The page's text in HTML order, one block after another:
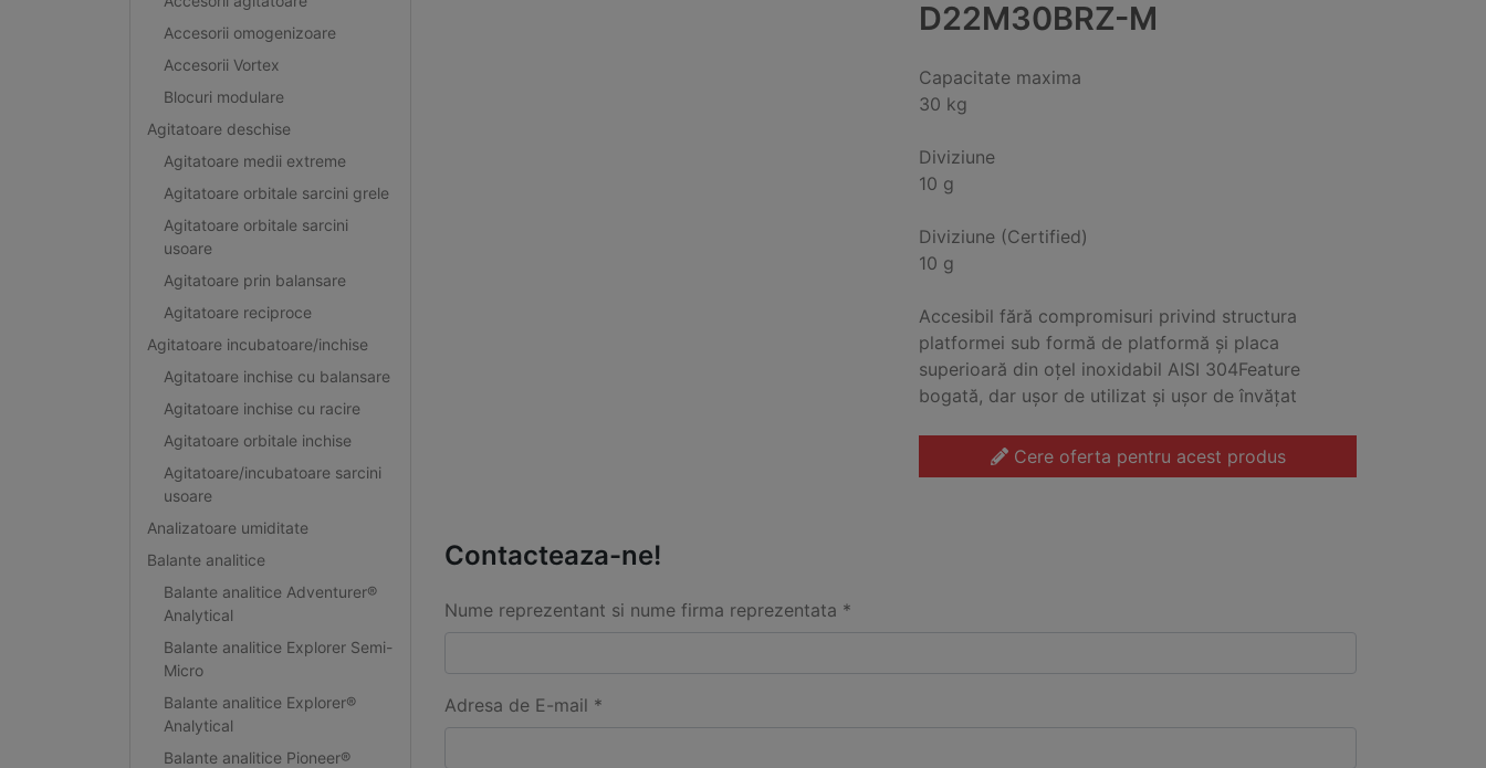
Accesorii omogenizoare
Accesorii Vortex
Blocuri modulare
Agitatoare deschise
Agitatoare medii extreme
Agitatoare orbitale sarcini grele
Agitatoare orbitale sarcini
usoare
Agitatoare prin balansare
Agitatoare reciproce
Agitatoare incubatoare/inchise
Agitatoare inchise cu balansare
Agitatoare inchise cu racire
Agitatoare orbitale inchise
Agitatoare/incubatoare sarcini
usoare
Analizatoare umiditate
Balante analitice
Balante analitice Adventurer®
Analytical
Balante analitice Explorer Semi-
Micro
Balante analitice Explorer®
Analytical
Balante analitice Pioneer®
D22M30BRZ-M
Capacitate maxima
30 kg
Diviziune
10 g
Diviziune (Certified)
10 g
Accesibil fără compromisuri privind structura
platformei sub formă de platformă și placa
superioară din oțel inoxidabil AISI 304Feature
bogată, dar ușor de utilizat și ușor de învățat
Cere oferta pentru acest produs
Contacteaza-ne!
Nume reprezentant si nume firma reprezentata *
Adresa de E-mail *